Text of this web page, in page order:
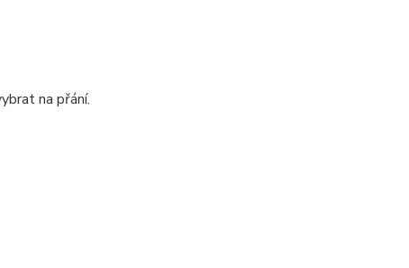
na přání.